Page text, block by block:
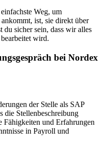
Weg, um
ist, sie direkt über
du sicher sein, dass wir alles
wird.
bei Nordex
der Stelle als SAP
die Stellenbeschreibung
Fähigkeiten und Erfahrungen
in Payroll und